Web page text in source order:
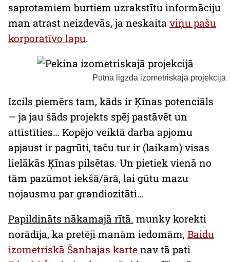
saprotamiem burtiem uzrakstītu informāciju
man atrast neizdevās, ja neskaita viņu pašu
korporatīvo lapu.
Putna ligzda izometriskajā projekcijā
Izcils piemērs tam, kāds ir Ķīnas potenciāls
— ja jau šāds projekts spēj pastāvēt un
attīstīties… Kopējo veiktā darba apjomu
apjaust ir pagrūti, taču tur ir (laikam) visas
lielākās Ķīnas pilsētas. Un pietiek vienā no
tām pazūmot iekšā/ārā, lai gūtu mazu
nojausmu par grandiozitāti…
Papildināts nākamajā rītā. munky korekti
norādīja, ka pretēji manām iedomām, Baidu
izometriskā Šanhajas karte nav tā pati